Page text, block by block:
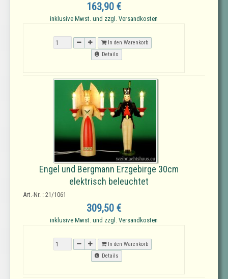
163,90 €
inklusive Mwst. und zzgl. Versandkosten
In den Warenkorb
Details
Engel und Bergmann Erzgebirge 30cm
elektrisch beleuchtet
Art.-Nr. : 21/1061
309,50 €
inklusive Mwst. und zzgl. Versandkosten
In den Warenkorb
Details